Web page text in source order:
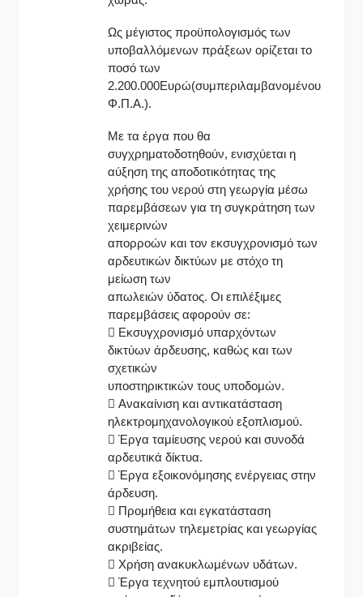
Ως μέγιστος προϋπολογισμός των
υποβαλλόμενων πράξεων ορίζεται το
ποσό των
2.200.000Ευρώ(συμπεριλαμβανομένου
Φ.Π.Α.).
Με τα έργα που θα
συγχρηματοδοτηθούν, ενισχύεται η
αύξηση της αποδοτικότητας της
χρήσης του νερού στη γεωργία μέσω
παρεμβάσεων για τη συγκράτηση των
χειμερινών
απορροών και τον εκσυγχρονισμό των
αρδευτικών δικτύων με στόχο τη
μείωση των
απωλειών ύδατος. Οι επιλέξιμες
παρεμβάσεις αφορούν σε:
 Εκσυγχρονισμό υπαρχόντων
δικτύων άρδευσης, καθώς και των
σχετικών
υποστηρικτικών τους υποδομών.
 Ανακαίνιση και αντικατάσταση
ηλεκτρομηχανολογικού εξοπλισμού.
 Έργα ταμίευσης νερού και συνοδά
αρδευτικά δίκτυα.
 Έργα εξοικονόμησης ενέργειας στην
άρδευση.
 Προμήθεια και εγκατάσταση
συστημάτων τηλεμετρίας και γεωργίας
ακριβείας.
 Χρήση ανακυκλωμένων υδάτων.
 Έργα τεχνητού εμπλουτισμού